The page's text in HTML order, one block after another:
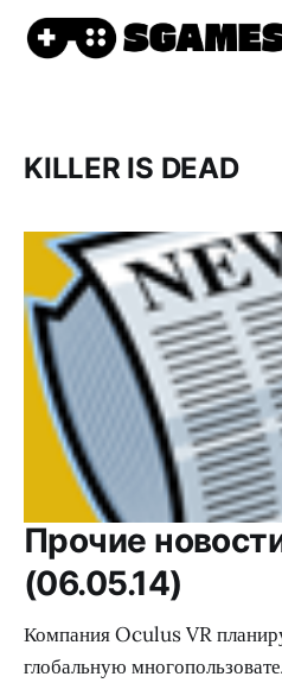
KILLER IS DEAD
Прочие
(06.05.14)
Компания Oculus VR
глобальную